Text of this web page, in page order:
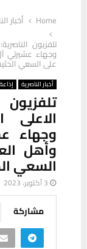
Home
أخبار
تلفزيون
وجهاء عشيرتي
على السعي
أخبار الناصرية
الاعلى
وجهاء
وأهل
السعي
3 أكتوبر، 2023
مشاركة